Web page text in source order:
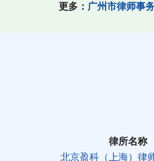
更多： 广州市律师事
律所名称
北京盈科（上海）律